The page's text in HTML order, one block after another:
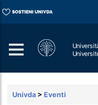
Univda > Eventi